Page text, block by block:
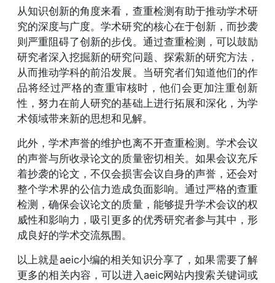
从知识创新的角度来看，查重检测有助于推动学术研
究的深度与广度。学术研究的核心在于创新，而抄袭
则严重阻碍了创新的步伐。通过查重检测，可以鼓励
研究者深入挖掘新的研究问题、探索新的研究方法，
从而推动学科的前沿发展。当研究者们知道他们的作
品将经过严格的查重审核时，他们会更加注重创新
性，努力在前人研究的基础上进行拓展和深化，为学
术领域带来新的思想和见解。
此外，学术声誉的维护也离不开查重检测。学术会议
的声誉与所收录论文的质量密切相关。如果会议充斥
着抄袭的论文，不仅会损害会议自身的声誉，还会对
整个学术界的公信力造成负面影响。通过严格的查重
检测，确保会议论文的质量，能够提升学术会议的权
威性和影响力，吸引更多的优秀研究者参与其中，形
成良好的学术交流氛围。
以上就是aeic小编的相关知识分享了，如果需要了解
更多的相关内容，可以进入aeic网站内搜索关键词或